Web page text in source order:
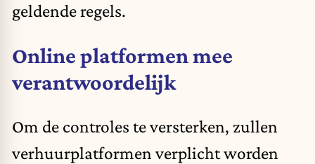
geldende regels.
Online platformen mee
verantwoordelijk
Om de controles te versterken, zullen
verhuurplatformen verplicht worden